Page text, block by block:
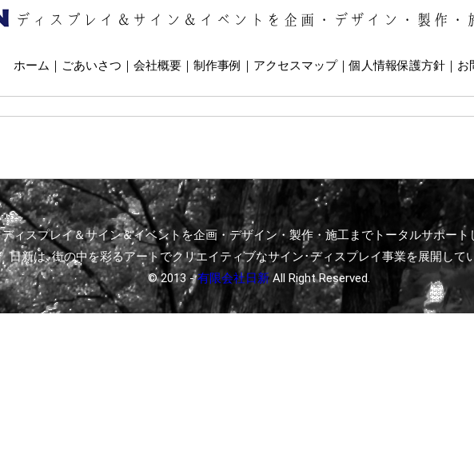
ディスプレイ＆サイン＆イベントを企画・デザイン・製作・
ホーム ごあいさつ 会社概要 制作事例 アクセスマップ 個人情報保護方針 お
ディスプレイ＆サイン＆イベントを企画・デザイン・製作・施工までトータルサポート
日新は､街の中を彩るアートでクリエイティブなサイン･ディスプレイ事業を展開して
© 2013 -有限会社日新 All Right Reserved.